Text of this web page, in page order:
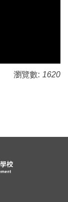
瀏覽數: 1620